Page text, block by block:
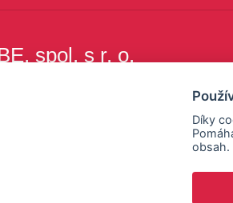
spol. s r. o.
Díky
obsah.